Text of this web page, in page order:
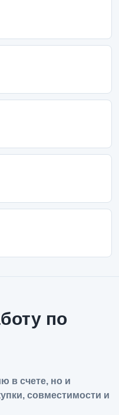
по
в счете, но и
совместимости и